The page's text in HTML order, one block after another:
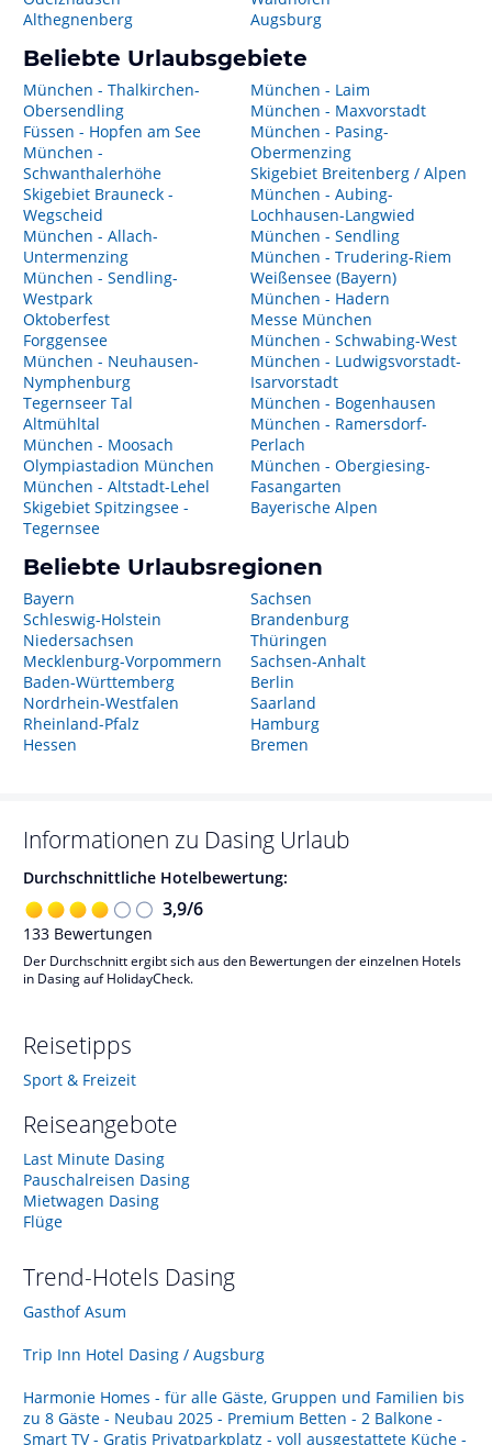
Althegnenberg
Augsburg
Beliebte Urlaubsgebiete
München - Thalkirchen-
Obersendling
Füssen - Hopfen am See
München -
Schwanthalerhöhe
Skigebiet Brauneck -
Wegscheid
München - Allach-
Untermenzing
München - Sendling-
Westpark
Oktoberfest
Forggensee
München - Neuhausen-
Nymphenburg
Tegernseer Tal
Altmühltal
München - Moosach
Olympiastadion München
München - Altstadt-Lehel
Skigebiet Spitzingsee -
Tegernsee
München - Laim
München - Maxvorstadt
München - Pasing-
Obermenzing
Skigebiet Breitenberg / Alpen
München - Aubing-
Lochhausen-Langwied
München - Sendling
München - Trudering-Riem
Weißensee (Bayern)
München - Hadern
Messe München
München - Schwabing-West
München - Ludwigsvorstadt-
Isarvorstadt
München - Bogenhausen
München - Ramersdorf-
Perlach
München - Obergiesing-
Fasangarten
Bayerische Alpen
Beliebte Urlaubsregionen
Bayern
Schleswig-Holstein
Niedersachsen
Mecklenburg-Vorpommern
Baden-Württemberg
Nordrhein-Westfalen
Rheinland-Pfalz
Hessen
Sachsen
Brandenburg
Thüringen
Sachsen-Anhalt
Berlin
Saarland
Hamburg
Bremen
Informationen zu Dasing Urlaub
Durchschnittliche Hotelbewertung:
3,9/6
133 Bewertungen
Der Durchschnitt ergibt sich aus den Bewertungen der einzelnen Hotels
in Dasing auf HolidayCheck.
Reisetipps
Sport & Freizeit
Reiseangebote
Last Minute Dasing
Pauschalreisen Dasing
Mietwagen Dasing
Flüge
Trend-Hotels Dasing
Gasthof Asum
Trip Inn Hotel Dasing / Augsburg
Harmonie Homes - für alle Gäste, Gruppen und Familien bis
zu 8 Gäste - Neubau 2025 - Premium Betten - 2 Balkone -
Smart TV - Gratis Privatparkplatz - voll ausgestattete Küche -